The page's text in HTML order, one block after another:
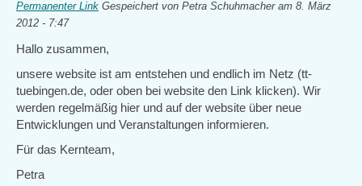
Permanenter Link Gespeichert von Petra Schuhmacheram 8. März
2012 - 7:47
Hallo zusammen,
unsere website ist am entstehen und endlich im Netz (tt-
tuebingen.de, oder oben bei website den Link klicken). Wir
werden regelmäßig hier und auf der website über neue
Entwicklungen und Veranstaltungen informieren.
Für das Kernteam,
Petra